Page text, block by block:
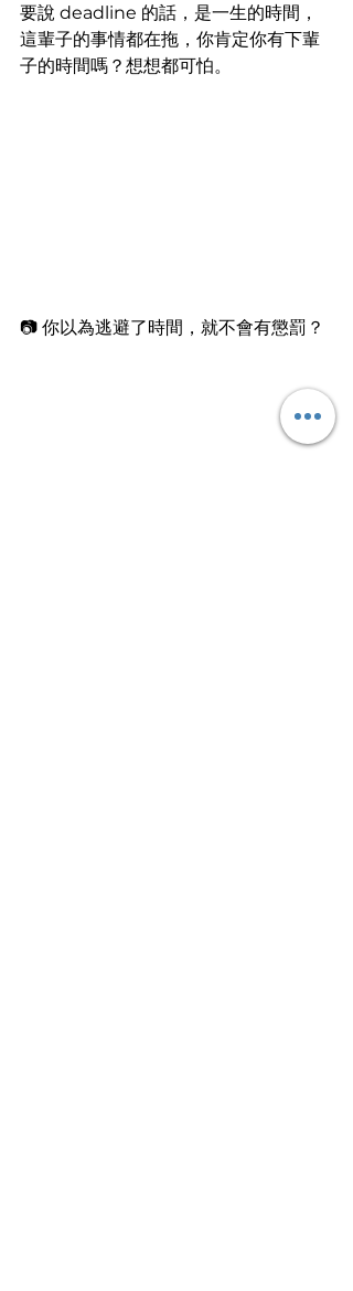
要說 deadline 的話，是一生的時間，
這輩子的事情都在拖，你肯定你有下輩
子的時間嗎？想想都可怕。
📷 你以為逃避了時間，就不會有懲罰？